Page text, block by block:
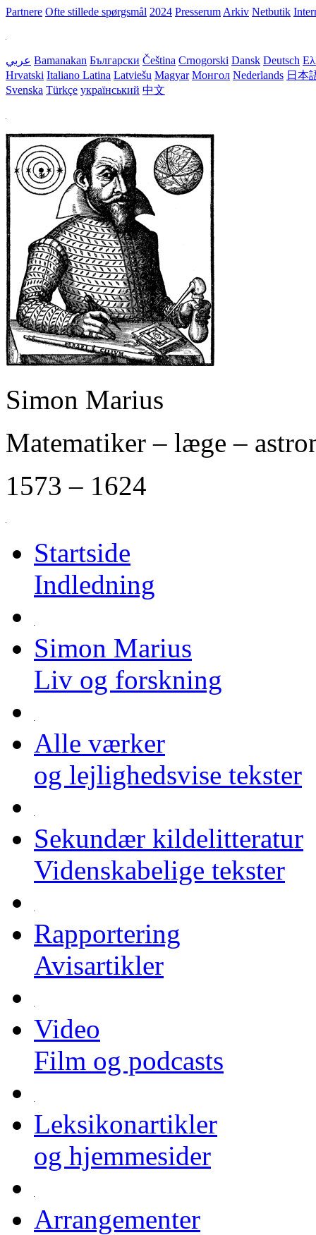
Partnere Ofte stillede spørgsmål 2024 Presserum Arkiv Netbutik
عربي Bamanakan Български Čeština Crnogorski Dansk Deutsch
Hrvatski Italiano Latina Latviešu Magyar Монгол Nederlands 日本
Svenska Türkçe український 中文
Simon Marius
Matematiker – læge –
1573 – 1624
Startside
Indledning
Simon Marius
Liv og forskning
Alle værker
og lejlighedsvise tekster
Sekundær kildelitteratur
Videnskabelige tekster
Rapportering
Avisartikler
Video
Film og podcasts
Leksikonartikler
og hjemmesider
Arrangementer